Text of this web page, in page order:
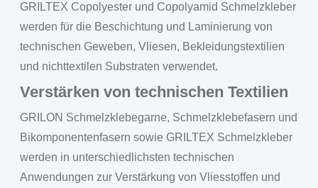
GRILTEX Copolyester und Copolyamid Schmelzkleber
werden für die Beschichtung und Laminierung von
technischen Geweben, Vliesen, Bekleidungstextilien
und nichttextilen Substraten verwendet.
Verstärken von technischen Textilien
GRILON Schmelzklebegarne, Schmelzklebefasern und
Bikomponentenfasern sowie GRILTEX Schmelzkleber
werden in unterschiedlichsten technischen
Anwendungen zur Verstärkung von Vliesstoffen und